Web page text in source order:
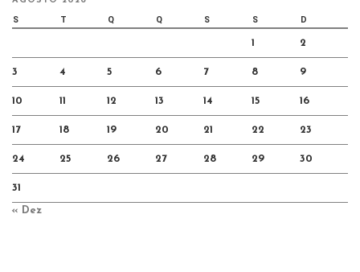
S T Q Q S S D
1 2
3 4 5 6 7 8 9
10 11 12 13 14 15 16
17 18 19 20 21 22 23
24 25 26 27 28 29 30
31
« Dez